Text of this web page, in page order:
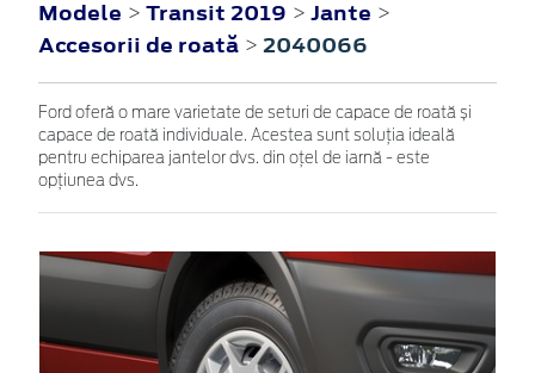
Modele > Transit 2019 > Jante >
Accesorii de roată > 2040066
Ford oferă o mare varietate de seturi de capace de roată și
capace de roată individuale. Acestea sunt soluția ideală
pentru echiparea jantelor dvs. din oțel de iarnă - este
opțiunea dvs.